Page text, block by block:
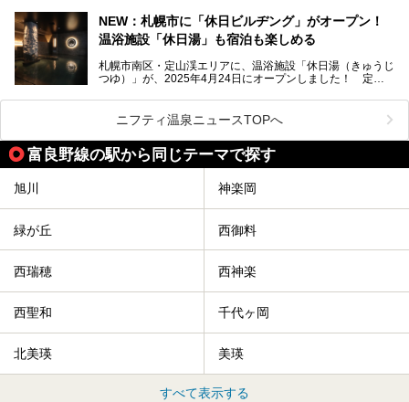
豊かな登別温泉とは対照的な存在で、今も湯治場的な要素が
残る閑静な温泉地です。
地体験し、カルルス温泉をご紹介。温泉地の概要や泉質解説
をはじめ、日帰り入浴可能な全３施設の紹介・周辺観光・ア
NEW：札幌市に「休日ビルヂング」がオープン！
温浴施設「休日湯」も宿泊も楽しめる
札幌市南区・定山渓エリアに、温浴施設「休日湯（きゅうじ
つゆ）」が、2025年4月24日にオープンしました！ 定山
この施設は、温泉・サウナの「休日湯」・ラウンジの「THE
LOUNGE DAYOF」・グルメ「休日洋麺店」・ホテル「エク
スクラメーションホテル」で構成された、まさに大人の癒し
空間。
今回は、そんな「休日ビルヂング」の魅力を5つのポイント
ニフティ温泉ニュースTOPへ
富良野線の駅から同じテーマで探す
旭川 神楽岡
緑が丘 西御料
西瑞穂 西神楽
西聖和 千代ヶ岡
北美瑛 美瑛
すべて表示する